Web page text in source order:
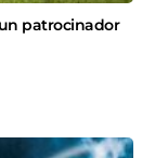
patrocinador